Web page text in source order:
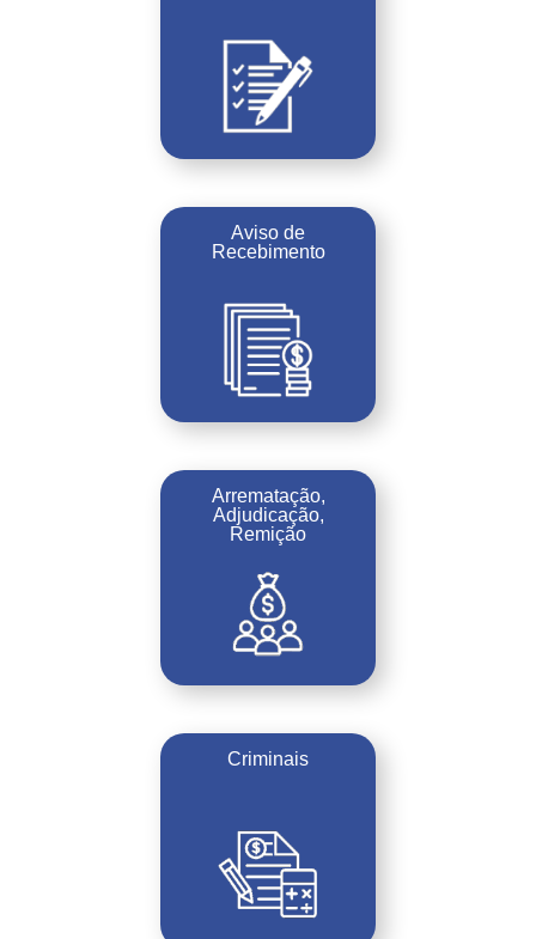
Aviso de
Recebimento
Arrematação,
Adjudicação,
Remição
Criminais